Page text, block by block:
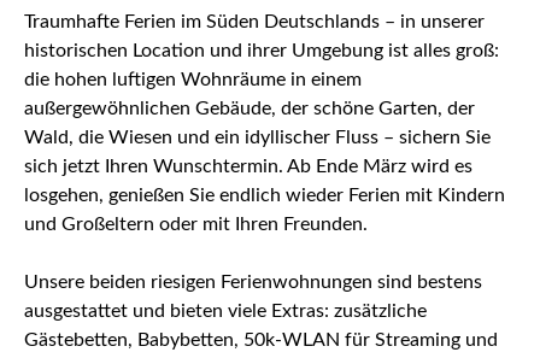
Traumhafte Ferien im Süden Deutschlands – in unserer
historischen Location und ihrer Umgebung ist alles groß:
die hohen luftigen Wohnräume in einem
außergewöhnlichen Gebäude, der schöne Garten, der
Wald, die Wiesen und ein idyllischer Fluss – sichern Sie
sich jetzt Ihren Wunschtermin. Ab Ende März wird es
losgehen, genießen Sie endlich wieder Ferien mit Kindern
und Großeltern oder mit Ihren Freunden.
Unsere beiden riesigen Ferienwohnungen sind bestens
ausgestattet und bieten viele Extras: zusätzliche
Gästebetten, Babybetten, 50k-WLAN für Streaming und